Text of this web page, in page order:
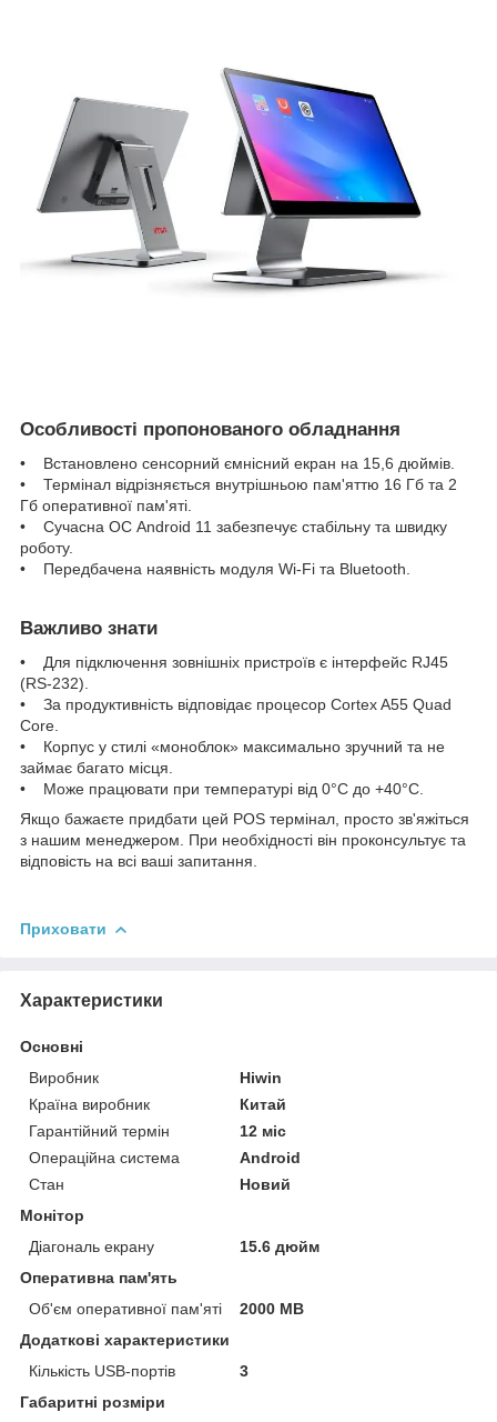
Особливості пропонованого обладнання
• Встановлено сенсорний ємнісний екран на 15,6 дюймів.
• Термінал відрізняється внутрішньою пам'яттю 16 Гб та 2
Гб оперативної пам'яті.
• Сучасна ОС Android 11 забезпечує стабільну та швидку
роботу.
• Передбачена наявність модуля Wi-Fi та Bluetooth.
Важливо знати
• Для підключення зовнішніх пристроїв є інтерфейс RJ45
(RS-232).
• За продуктивність відповідає процесор Cortex A55 Quad
Core.
• Корпус у стилі «моноблок» максимально зручний та не
займає багато місця.
• Може працювати при температурі від 0°C до +40°C.
Якщо бажаєте придбати цей POS термінал, просто зв'яжіться
з нашим менеджером. При необхідності він проконсультує та
відповість на всі ваші запитання.
Приховати
Характеристики
Основні
Виробник
Hiwin
Країна виробник
Китай
Гарантійний термін
12 міс
Операційна система
Android
Стан
Новий
Монітор
Діагональ екрану
15.6 дюйм
Оперативна пам'ять
Об'єм оперативної пам'яті
2000 MB
Додаткові характеристики
Кількість USB-портів
3
Габаритні розміри